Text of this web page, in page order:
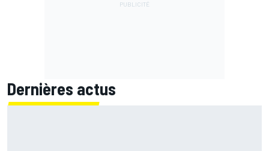
Dernières actus